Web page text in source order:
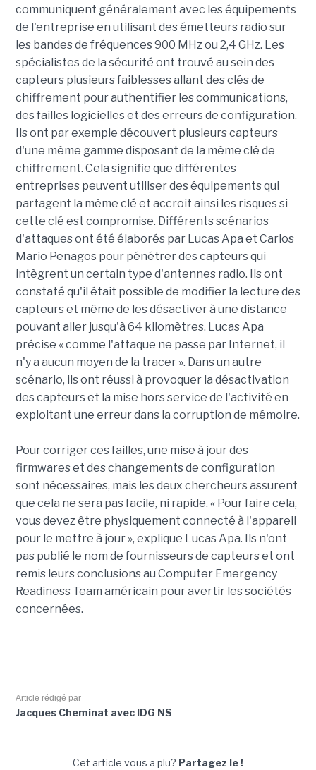
communiquent généralement avec les équipements
de l'entreprise en utilisant des émetteurs radio sur
les bandes de fréquences 900 MHz ou 2,4 GHz. Les
spécialistes de la sécurité ont trouvé au sein des
capteurs plusieurs faiblesses allant des clés de
chiffrement pour authentifier les communications,
des failles logicielles et des erreurs de configuration.
Ils ont par exemple découvert plusieurs capteurs
d'une même gamme disposant de la même clé de
chiffrement. Cela signifie que différentes
entreprises peuvent utiliser des équipements qui
partagent la même clé et accroit ainsi les risques si
cette clé est compromise. Différents scénarios
d'attaques ont été élaborés par Lucas Apa et Carlos
Mario Penagos pour pénétrer des capteurs qui
intègrent un certain type d'antennes radio. Ils ont
constaté qu'il était possible de modifier la lecture des
capteurs et même de les désactiver à une distance
pouvant aller jusqu'à 64 kilomètres. Lucas Apa
précise « comme l'attaque ne passe par Internet, il
n'y a aucun moyen de la tracer ». Dans un autre
scénario, ils ont réussi à provoquer la désactivation
des capteurs et la mise hors service de l'activité en
exploitant une erreur dans la corruption de mémoire.
Pour corriger ces failles, une mise à jour des
firmwares et des changements de configuration
sont nécessaires, mais les deux chercheurs assurent
que cela ne sera pas facile, ni rapide. « Pour faire cela,
vous devez être physiquement connecté à l'appareil
pour le mettre à jour », explique Lucas Apa. Ils n'ont
pas publié le nom de fournisseurs de capteurs et ont
remis leurs conclusions au Computer Emergency
Readiness Team américain pour avertir les sociétés
concernées.
Article rédigé par
Jacques Cheminat avec IDG NS
Cet article vous a plu? Partagez le !